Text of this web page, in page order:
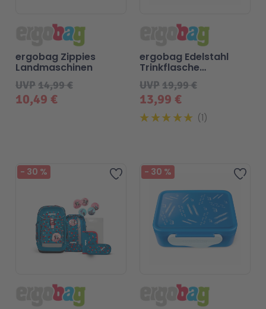
10,49 €
UVP14,99 €
ergobag Zippies
Landmaschinen
13,99 €
UVP19,99 €
ergobag Edelstahl
Trinkflasche
Pferdestar
1
Zur Wunschliste hinzufügen
- 30 % Zur
- 30 %